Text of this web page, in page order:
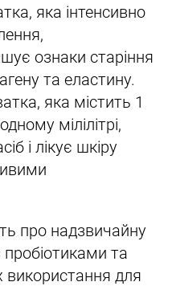
яка інтенсивно
ознаки старіння
та еластину.
яка містить 1
мілілітрі,
і лікує шкіру
про надзвичайну
пробіотиками та
для